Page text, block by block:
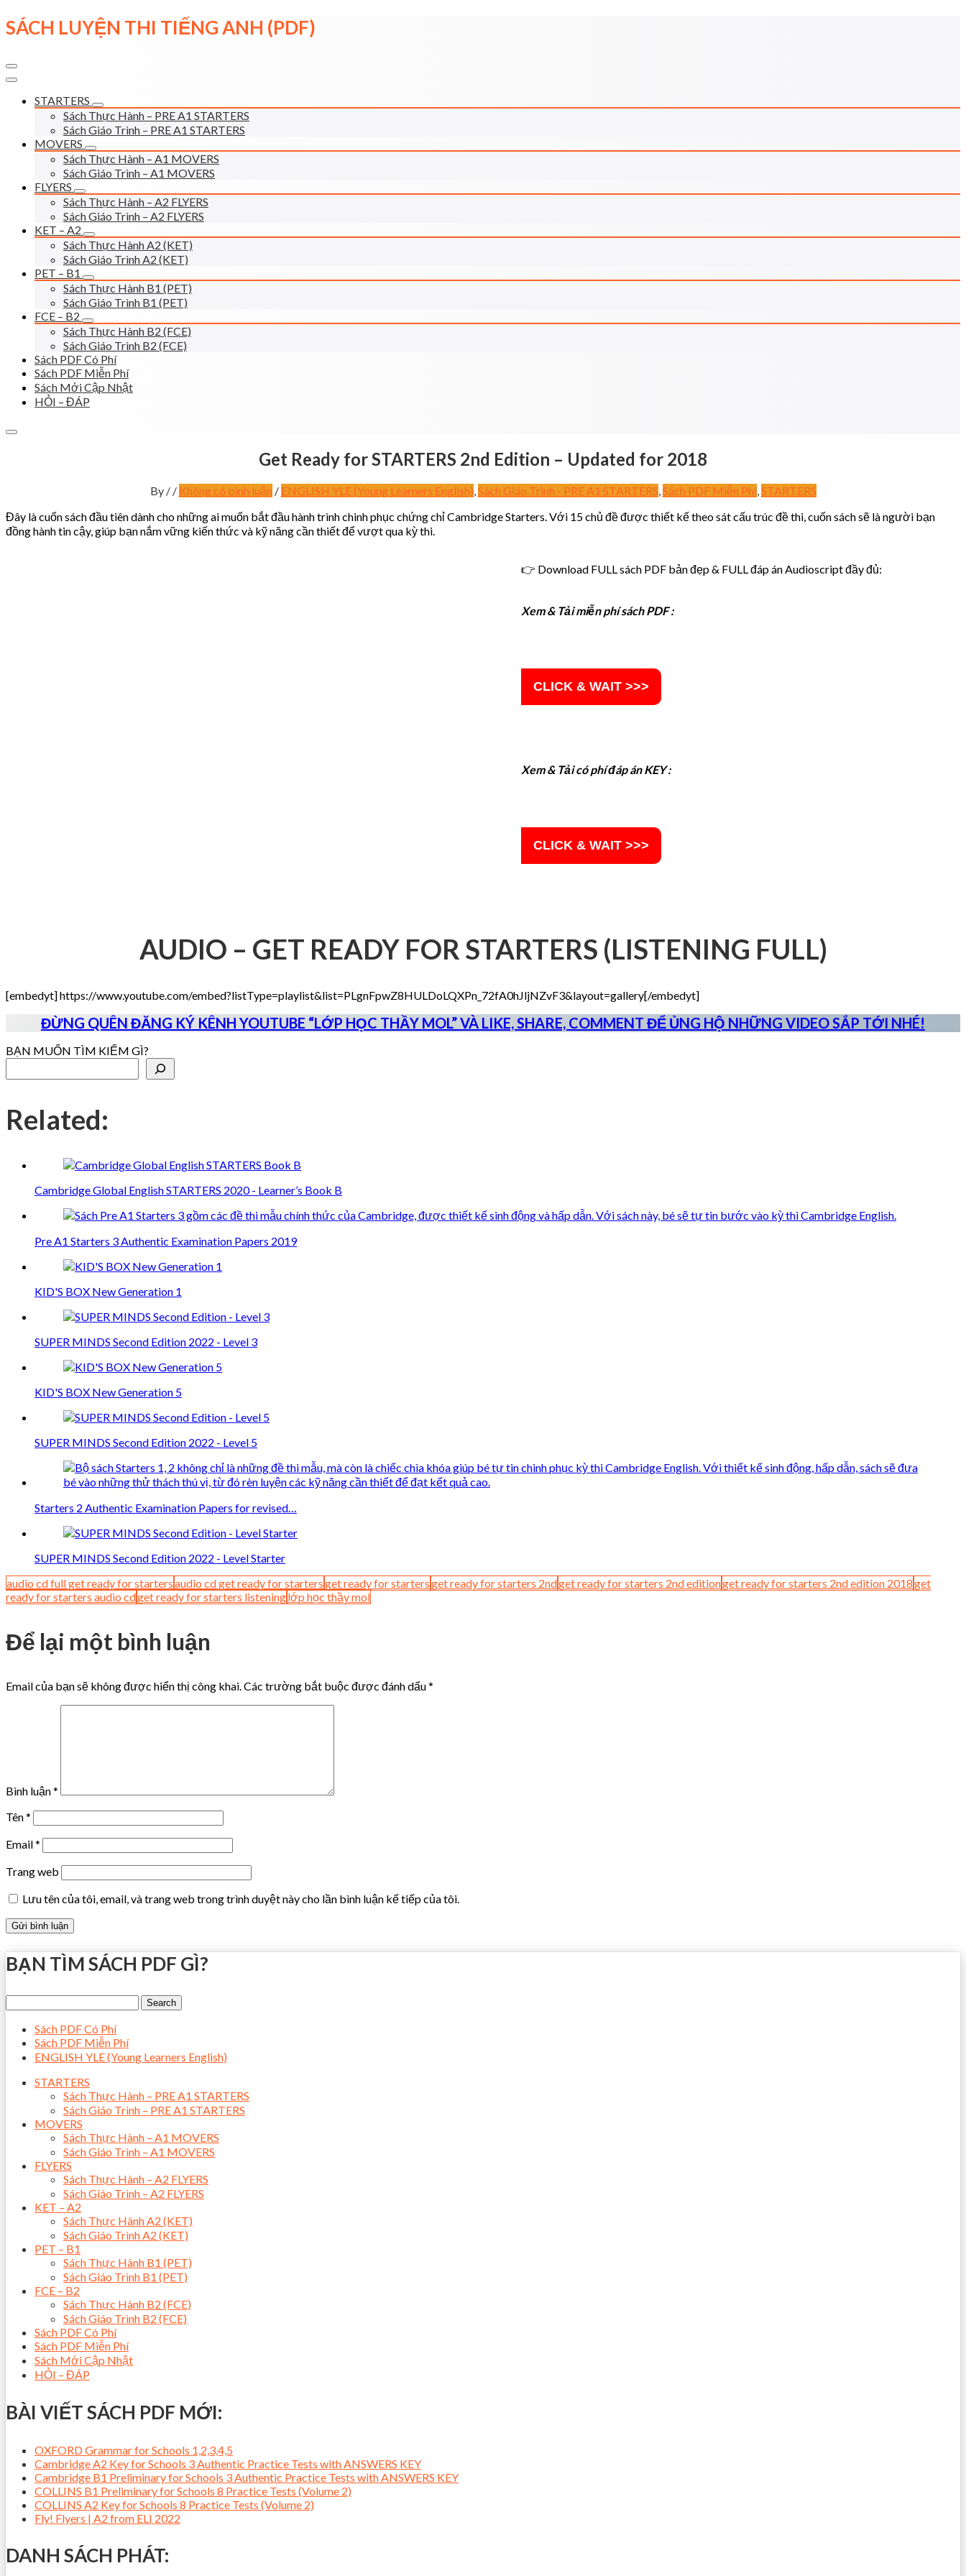
Skip
to
SÁCH LUYỆN THI TIẾNG ANH (PDF)
STARTERS
Sách Thực Hành – PRE A1 STARTERS
Sách Giáo Trình – PRE A1 STARTERS
MOVERS
Sách Thực Hành – A1 MOVERS
Sách Giáo Trình – A1 MOVERS
FLYERS
Sách Thực Hành – A2 FLYERS
Sách Giáo Trình – A2 FLYERS
KET – A2
Sách Thực Hành A2 (KET)
Sách Giáo Trình A2 (KET)
PET – B1
Sách Thực Hành B1 (PET)
Sách Giáo Trình B1 (PET)
FCE – B2
Sách Thực Hành B2 (FCE)
Sách Giáo Trình B2 (FCE)
Sách PDF Có Phí
Sách PDF Miễn Phí
Sách Mới Cập Nhật
HỎI – ĐÁP
Get Ready for STARTERS 2nd Edition – Updated for 2018
By / / Không có bình luận / ENGLISH YLE (Young Learners English),Sách Giáo Trình - PRE A1 STARTERS,Sách PDF Miễn Phí,STARTERS
Đây là cuốn sách đầu tiên dành cho những ai muốn bắt đầu hành trình chinh phục chứng chỉ Cambridge Starters. Với 15 chủ đề được thiết kế theo sát cấu trúc đề thi, cuốn sách sẽ là người bạn
đồng hành tin cậy, giúp bạn nắm vững kiến thức và kỹ năng cần thiết để vượt qua kỳ thi.
👉 Download FULL sách PDF bản đẹp & FULL đáp án Audioscript đầy đủ:
Xem & Tải miễn phí sách PDF :
CLICK & WAIT >>>
Xem & Tải có phí đáp ánKEY :
CLICK & WAIT >>>
AUDIO – GET READY FOR STARTERS (LISTENING FULL)
[embedyt] https://www.youtube.com/embed?listType=playlist&list=PLgnFpwZ8HULDoLQXPn_72fA0hJljNZvF3&layout=gallery[/embedyt]
ĐỪNG QUÊN ĐĂNG KÝ KÊNH YOUTUBE “LỚP HỌC THẦY MOL” VÀ LIKE, SHARE, COMMENT ĐỂ ỦNG HỘ NHỮNG VIDEO SẮP TỚI NHÉ!
BẠN MUỐN TÌM KIẾM GÌ?
Related:
Cambridge Global English STARTERS 2020 - Learner’s Book B
Pre A1 Starters 3 Authentic Examination Papers 2019
KID'S BOX New Generation 1
SUPER MINDS Second Edition 2022 - Level 3
KID'S BOX New Generation 5
SUPER MINDS Second Edition 2022 - Level 5
Starters 2 Authentic Examination Papers for revised…
SUPER MINDS Second Edition 2022 - Level Starter
audio cd full get ready for startersaudio cd get ready for startersget ready for startersget ready for starters 2ndget ready for starters 2nd editionget ready for starters 2nd edition 2018get
ready for starters audio cdget ready for starters listeninglớp học thầy mol
Để lại một bình luận
Email của bạn sẽ không được hiển thị công khai.Các trường bắt buộc được đánh dấu*
Bình luận*
Tên*
Email*
Trang web
Lưu tên của tôi, email, và trang web trong trình duyệt này cho lần bình luận kế tiếp của tôi.
BẠN TÌM SÁCH PDF GÌ?
Sách PDF Có Phí
Sách PDF Miễn Phí
ENGLISH YLE (Young Learners English)
STARTERS
Sách Thực Hành – PRE A1 STARTERS
Sách Giáo Trình – PRE A1 STARTERS
MOVERS
Sách Thực Hành – A1 MOVERS
Sách Giáo Trình – A1 MOVERS
FLYERS
Sách Thực Hành – A2 FLYERS
Sách Giáo Trình – A2 FLYERS
KET – A2
Sách Thực Hành A2 (KET)
Sách Giáo Trình A2 (KET)
PET – B1
Sách Thực Hành B1 (PET)
Sách Giáo Trình B1 (PET)
FCE – B2
Sách Thực Hành B2 (FCE)
Sách Giáo Trình B2 (FCE)
Sách PDF Có Phí
Sách PDF Miễn Phí
Sách Mới Cập Nhật
HỎI – ĐÁP
BÀI VIẾT SÁCH PDF MỚI:
OXFORD Grammar for Schools 1,2,3,4,5
Cambridge A2 Key for Schools 3 Authentic Practice Tests with ANSWERS KEY
Cambridge B1 Preliminary for Schools 3 Authentic Practice Tests with ANSWERS KEY
COLLINS B1 Preliminary for Schools 8 Practice Tests (Volume 2)
COLLINS A2 Key for Schools 8 Practice Tests (Volume 2)
Fly! Flyers | A2 from ELI 2022
DANH SÁCH PHÁT: